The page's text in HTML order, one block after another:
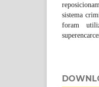
sistema
foram